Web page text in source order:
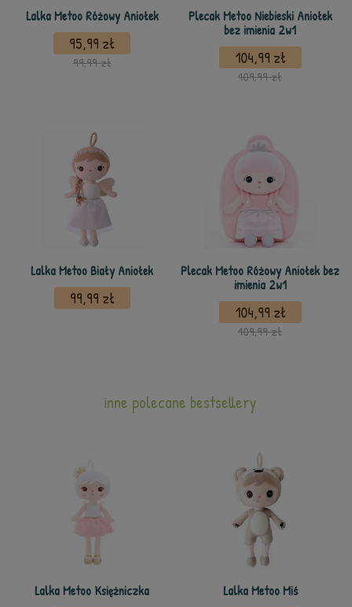
Lalka Metoo Różowy Aniołek
95,99 zł
99,99 zł
Plecak Metoo Niebieski Aniołek
bez imienia 2w1
104,99 zł
109,99 zł
Lalka Metoo Biały Aniołek
99,99 zł
Plecak Metoo Różowy Aniołek bez
imienia 2w1
104,99 zł
109,99 zł
inne polecane bestsellery
Lalka Metoo Księżniczka Lalka Metoo Miś